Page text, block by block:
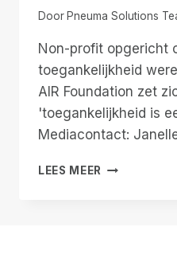
Door Pneuma Solutions
Non-profit opgericht
toegankelijkheid
AIR Foundation zet
'toegankelijkheid is
Mediacontact:
LEES MEER